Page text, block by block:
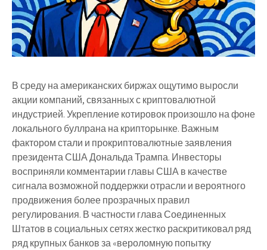
В среду на американских биржах ощутимо выросли
акции компаний, связанных с криптовалютной
индустрией. Укрепление котировок произошло на фоне
локального буллрана на крипторынке. Важным
фактором стали и прокриптовалютные заявления
президента США Дональда Трампа. Инвесторы
восприняли комментарии главы США в качестве
сигнала возможной поддержки отрасли и вероятного
продвижения более прозрачных правил
регулирования. В частности глава Соединенных
Штатов в социальных сетях жестко раскритиковал ряд
ряд крупных банков за «вероломную попытку